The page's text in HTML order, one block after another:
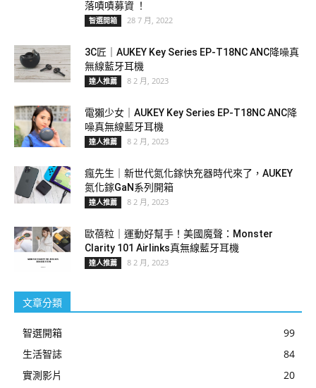
落嘖嘖募資 ！
智選開箱 28 7 月, 2022
3C匠｜AUKEY Key Series EP-T18NC ANC降噪真
無線藍牙耳機
達人推薦 8 2 月, 2023
電獺少女｜AUKEY Key Series EP-T18NC ANC降
噪真無線藍牙耳機
達人推薦 8 2 月, 2023
瘋先生｜新世代氮化鎵快充器時代來了，AUKEY
氮化鎵GaN系列開箱
達人推薦 8 2 月, 2023
歐蓓粒｜運動好幫手！美國魔聲：Monster
Clarity 101 Airlinks真無線藍牙耳機
達人推薦 8 2 月, 2023
文章分類
智選開箱
99
生活智誌
84
實測影片
20